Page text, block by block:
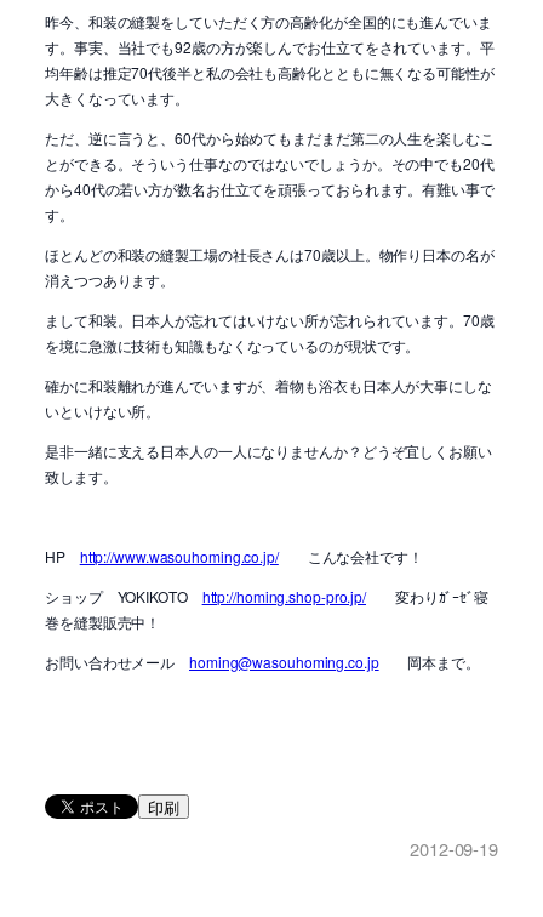
昨今、和装の縫製をしていただく方の高齢化が全国的にも進んでいま
す。事実、当社でも92歳の方が楽しんでお仕立てをされています。平
均年齢は推定70代後半と私の会社も高齢化とともに無くなる可能性が
大きくなっています。
ただ、逆に言うと、60代から始めてもまだまだ第二の人生を楽しむこ
とができる。そういう仕事なのではないでしょうか。その中でも20代
から40代の若い方が数名お仕立てを頑張っておられます。有難い事で
す。
ほとんどの和装の縫製工場の社長さんは70歳以上。物作り日本の名が
消えつつあります。
まして和装。日本人が忘れてはいけない所が忘れられています。70歳
を境に急激に技術も知識もなくなっているのが現状です。
確かに和装離れが進んでいますが、着物も浴衣も日本人が大事にしな
いといけない所。
是非一緒に支える日本人の一人になりませんか？どうぞ宜しくお願い
致します。
HP http://www.wasouhoming.co.jp/こんな会社です！
ショップ YOKIKOTO http://homing.shop-pro.jp/変わりｶﾞｰｾﾞ寝
巻を縫製販売中！
お問い合わせメール homing@wasouhoming.co.jp岡本まで。
印刷
2012-09-19